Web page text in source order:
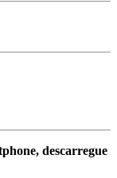
descarregue